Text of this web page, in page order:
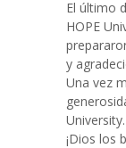
El último
HOPE
y
Una vez
¡Dios los